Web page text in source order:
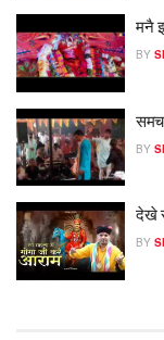
मनै
BY
BY
देखे
BY